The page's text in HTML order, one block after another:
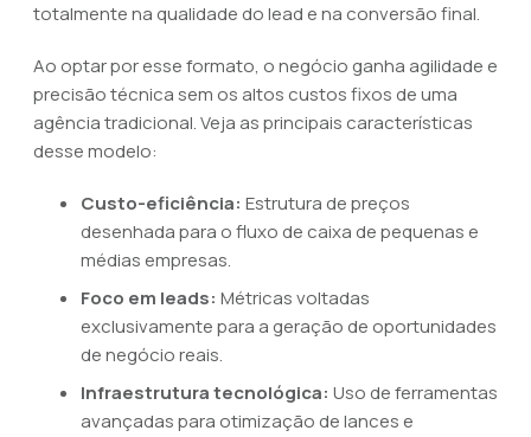
totalmente na qualidade do lead e na conversão final.
Ao optar por esse formato, o negócio ganha agilidade e
precisão técnica sem os altos custos fixos de uma
agência tradicional. Veja as principais características
desse modelo:
Custo-eficiência: Estrutura de preços
desenhada para o fluxo de caixa de pequenas e
médias empresas.
Foco em leads: Métricas voltadas
exclusivamente para a geração de oportunidades
de negócio reais.
Infraestrutura tecnológica: Uso de ferramentas
avançadas para otimização de lances e